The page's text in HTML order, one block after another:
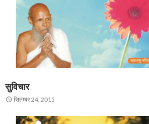
सुविचार
सितम्बर 24, 2015